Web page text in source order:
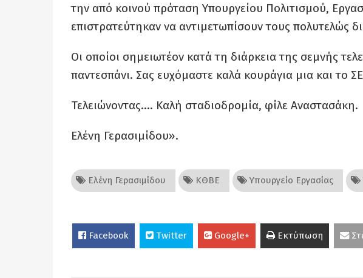
την από κοινού πρόταση Υπουργείου Πολιτισμού,
επιστρατεύτηκαν να αντιμετωπίσουν τους πολυτελώς
Οι οποίοι σημειωτέον κατά τη διάρκεια της σεμνής
παντεσπάνι. Σας ευχόμαστε καλά κουράγια μια και το
Τελειώνοντας…. Καλή σταδιοδρομία, φίλε Αναστασάκη.
Ελένη Γερασιμίδου».
Ελένη Γερασιμίδου ΚΘΒΕ Υπουργείο Εργασίας
Facebook Twitter Google+ Εκτύπωση